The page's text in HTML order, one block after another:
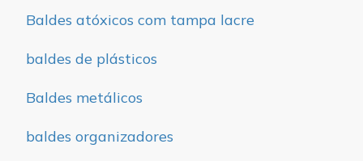
Baldes atóxicos com tampa lacre
baldes de plásticos
Baldes metálicos
baldes organizadores